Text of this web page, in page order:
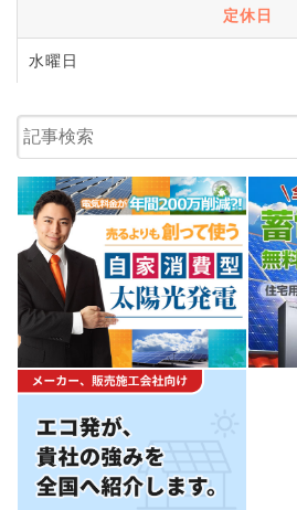
定休日
水曜日